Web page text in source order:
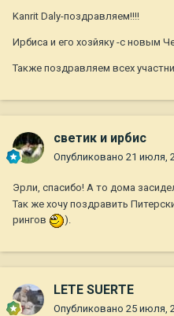
Kanrit Daly-поздравляем!!!!
Ирбиса и его хозйяку -с новым
Также поздравляем всех
светик и ирбис
Опубликовано 21 июля,
Эрли, спасибо! А то дома
Так же хочу поздравить
рингов
).
LETE SUERTE
Опубликовано 25 июля,